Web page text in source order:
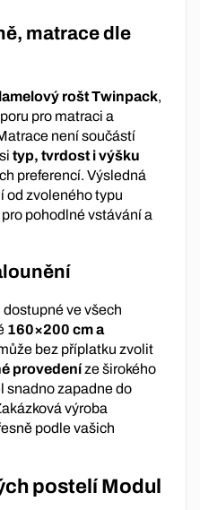
matrace dle
lamelový rošt Twinpack,
pro matraci a
není součástí
typ, tvrdost i výšku
preferencí. Výsledná
od zvoleného typu
pohodlné vstávání a
dostupné ve všech
160×200 cm a
bez příplatku zvolit
provedeníze širokého
snadno zapadne do
výroba
podle vašich
postelí Modul